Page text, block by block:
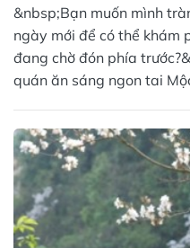
&nbsp;Bạn muốn mình
ngày mới để có thể khám
đang chờ đón phía
quán ăn sáng ngon tai